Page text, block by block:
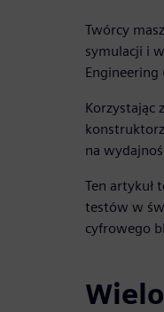
Twórcy
symulacji i
Engineering
Korzystając
na
Ten artykuł
testów w
cyfrowego